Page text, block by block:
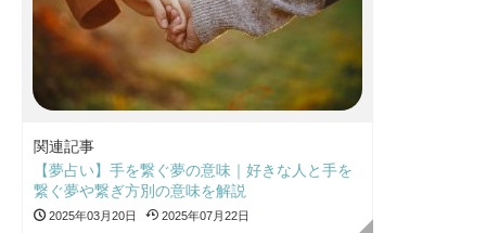
関連記事
【夢占い】手を繋ぐ夢の意味｜好きな人と手を
繋ぐ夢や繋ぎ方別の意味を解説
2025年03月20日 2025年07月22日